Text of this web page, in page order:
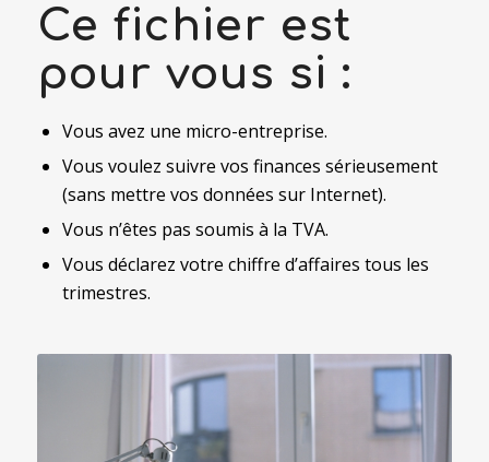
Ce fichier est
pour vous si :
Vous avez une micro-entreprise.
Vous voulez suivre vos finances sérieusement
(sans mettre vos données sur Internet).
Vous n’êtes pas soumis à la TVA.
Vous déclarez votre chiffre d’affaires tous les
trimestres.